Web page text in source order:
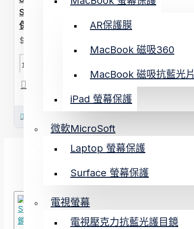
AR保護膜
MacBook 磁吸360
MacBook 磁吸抗藍光片
iPad 螢幕保護
微軟MicroSoft
Laptop 螢幕保護
Surface 螢幕保護
電視螢幕
電視壓克力抗藍光護目鏡
Surface 系列專用磁吸式防窺抗藍光
保護片
$780 - $1,180